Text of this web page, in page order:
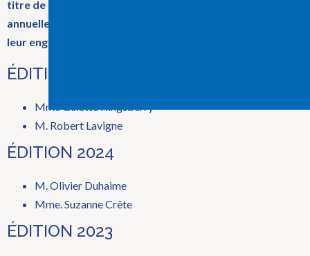
titre de président. Le prix Claude Poirier Defoy est remis
annuellement à un ou des bénévoles se démarquant par
leur engagement au sein de la Fondation.
ÉDITION 2025
Mme Ginette Kingsberry
M. Robert Lavigne
ÉDITION 2024
M. Olivier Duhaime
Mme. Suzanne Crête
ÉDITION 2023